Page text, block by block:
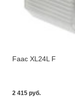
Faac XL24L F
2 415 pуб.